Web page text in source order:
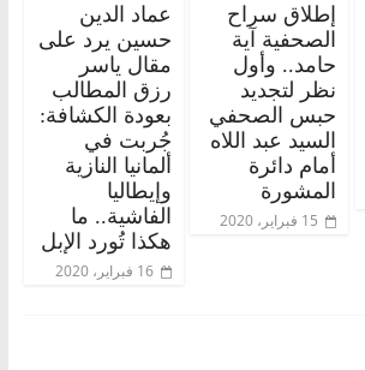
إطلاق سراح
الصحفية آية
حامد.. وأول
نظر لتجديد
حبس الصحفي
السيد عبد اللاه
أمام دائرة
المشورة
15 فبراير، 2020
عماد الدين
حسين يرد على
مقال ياسر
رزق المطالب
بعودة الكشافة:
جُربت في
ألمانيا النازية
وإيطاليا
الفاشية.. ما
هكذا تُورد الإبل
16 فبراير، 2020